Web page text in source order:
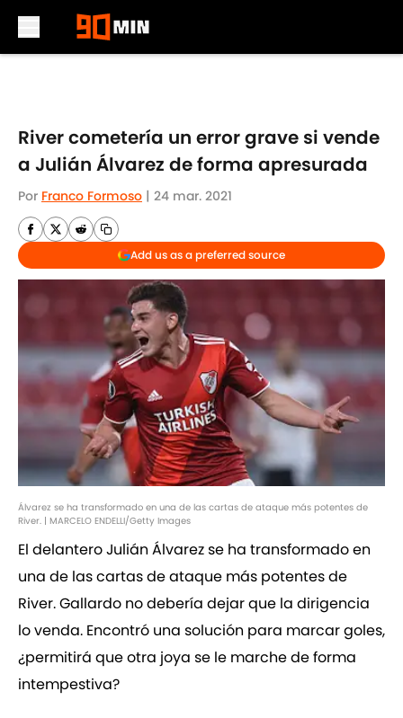
River cometería un error grave si vende
a Julián Álvarez de forma apresurada
Por Franco Formoso | 24 mar. 2021
Add us as a preferred source
Álvarez se ha transformado en una de las cartas de ataque más potentes de
River. | MARCELO ENDELLI/Getty Images
El delantero Julián Álvarez se ha transformado en
una de las cartas de ataque más potentes de
River. Gallardo no debería dejar que la dirigencia
lo venda. Encontró una solución para marcar goles,
¿permitirá que otra joya se le marche de forma
intempestiva?